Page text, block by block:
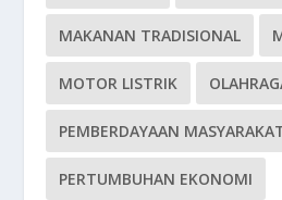
MAKANAN TRADISIONAL
MOTOR LISTRIK
PEMBERDAYAAN
PERTUMBUHAN EKONOMI